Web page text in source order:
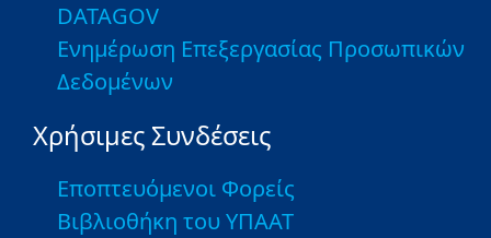
DATAGOV
Ενημέρωση Επεξεργασίας Προσωπικών
Δεδομένων
Χρήσιμες Συνδέσεις
Εποπτευόμενοι Φορείς
Βιβλιοθήκη του ΥΠΑΑΤ